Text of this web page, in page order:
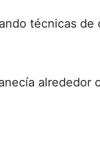
técnicas de
alrededor